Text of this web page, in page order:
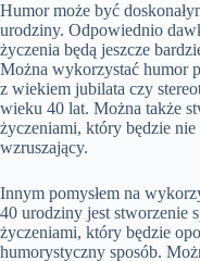
Humor może być
urodziny. Odpowiednio
życzenia będą jeszcze
Można wykorzystać humor
z wiekiem jubilata czy
wieku 40 lat. Można także
życzeniami, który będzie
wzruszający.
Innym pomysłem na
40 urodziny jest stworzenie
życzeniami, który będzie
humorystyczny sposób.